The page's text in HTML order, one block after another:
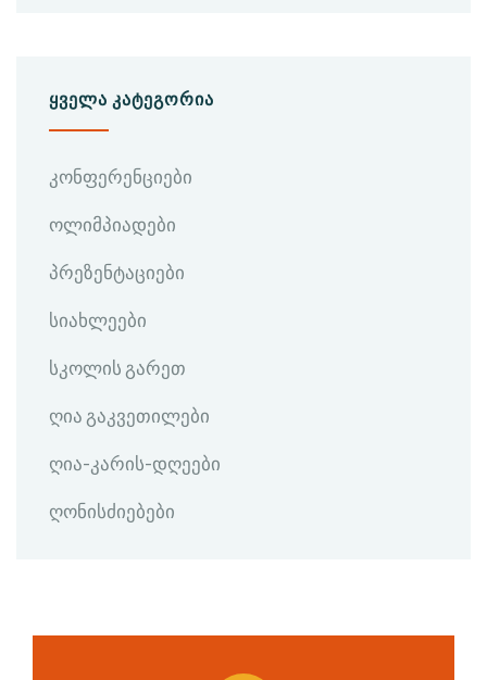
ᲧᲕᲔᲚᲐ ᲙᲐᲢᲔᲒᲝᲠᲘᲐ
კონფერენციები
ოლიმპიადები
პრეზენტაციები
სიახლეები
სკოლის გარეთ
ღია გაკვეთილები
ღია-კარის-დღეები
ღონისძიებები